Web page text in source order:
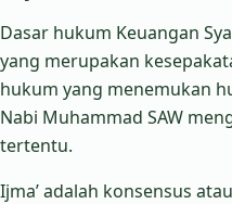
Dasar hukum Keuangan
yang merupakan
hukum yang menemukan
Nabi Muhammad SAW
tertentu.
Ijma’ adalah konsensus